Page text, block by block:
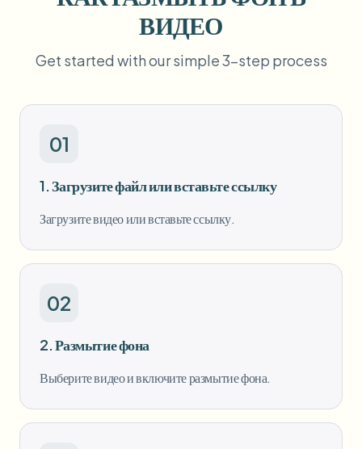
Замена лица - Видео
Обработайте много роликов за один раз
Пакетное размытие лиц
Высокопроизводительные конвейеры
Размыть что угодно
Автоматизация загрузок, задач и вебхуков
Форма обратной связи
ВИДЕО
Get started with our simple 3-step process
01
1. Загрузите файл или вставьте ссылку
Загрузите видео или вставьте ссылку.
02
2. Размытие фона
Выберите видео и включите размытие фона.